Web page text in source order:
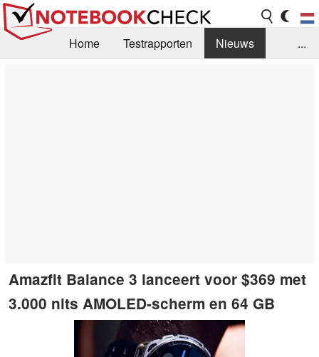
Home Testrapporten
Nieuws
...
Amazfit Balance 3 lanceert voor $369 met
3.000 nits AMOLED-scherm en 64 GB